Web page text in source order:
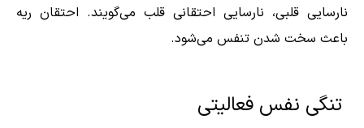
نارسایی قلبی، نارسایی احتقانی قلب می‌گویند. احتقان ریه
باعث سخت شدن تنفس می‌شود.
تنگی نفس فعالیتی